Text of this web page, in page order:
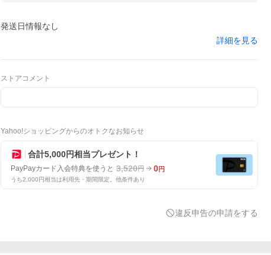
発送日情報なし
詳細を見る
ストアコメント
Yahoo!ショッピングからのオトクなお知らせ
合計5,000円相当プレゼント！
PayPayカード入会特典を使うと 3,520円 0円
うち2,000円相当は利用先・期間限定。他条件あり
違反申告の申請をする